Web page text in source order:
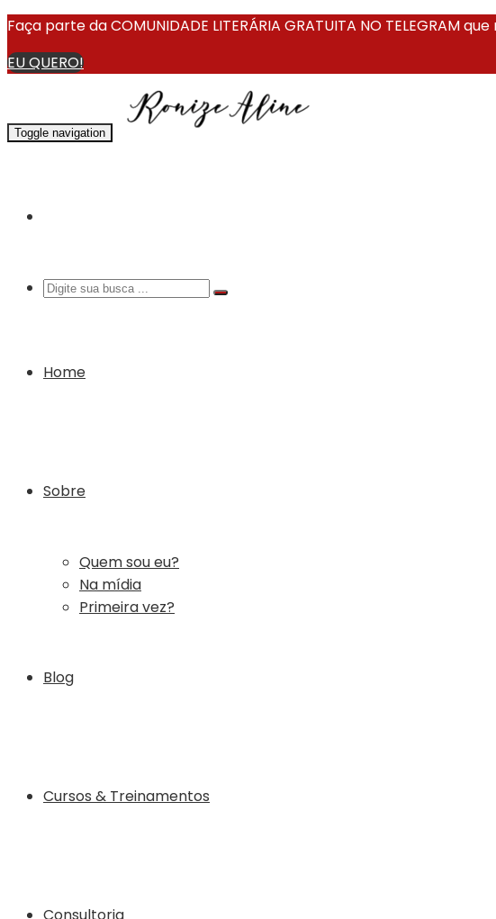
Faça parte da COMUNIDADE LITERÁRIA GRATUITA NO TELEGRAM
EU QUERO!
Toggle navigation
Home
Sobre
Quem sou eu?
Na mídia
Primeira vez?
Blog
Cursos & Treinamentos